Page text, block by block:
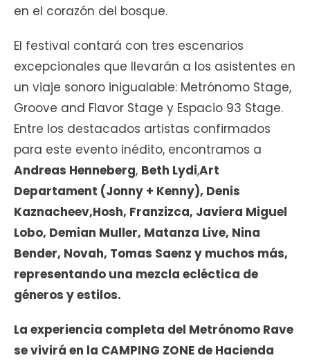
en el corazón del bosque.
El festival contará con tres escenarios
excepcionales que llevarán a los asistentes en
un viaje sonoro inigualable: Metrónomo Stage,
Groove and Flavor Stage y Espacio 93 Stage.
Entre los destacados artistas confirmados
para este evento inédito, encontramos a
Andreas Henneberg, Beth Lydi,Art
Departament (Jonny + Kenny), Denis
Kaznacheev,Hosh, Franzizca, Javiera Miguel
Lobo, Demian Muller, Matanza Live, Nina
Bender, Novah, Tomas Saenz y muchos más,
representando una mezcla ecléctica de
géneros y estilos.
La experiencia completa del Metrónomo Rave
se vivirá en la CAMPING ZONE de Hacienda